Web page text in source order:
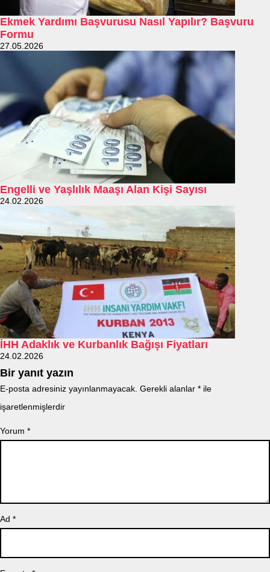
Ekmek Yardımı Başvurusu Nasıl Yapılır? Başvuru
Formu
27.05.2026
Engelli ve Yaşlılık Maaşı Alan Kişi Sayısı
24.02.2026
İHH Adaklık ve Kurbanlık Bağışı Fiyatları
24.02.2026
Bir yanıt yazın
E-posta adresiniz yayınlanmayacak. Gerekli alanlar * ile
işaretlenmişlerdir
Yorum *
Ad *